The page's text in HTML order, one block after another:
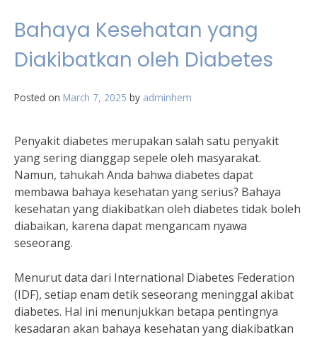
Bahaya Kesehatan yang
Diakibatkan oleh Diabetes
Posted on March 7, 2025 by adminhem
Penyakit diabetes merupakan salah satu penyakit
yang sering dianggap sepele oleh masyarakat.
Namun, tahukah Anda bahwa diabetes dapat
membawa bahaya kesehatan yang serius? Bahaya
kesehatan yang diakibatkan oleh diabetes tidak boleh
diabaikan, karena dapat mengancam nyawa
seseorang.
Menurut data dari International Diabetes Federation
(IDF), setiap enam detik seseorang meninggal akibat
diabetes. Hal ini menunjukkan betapa pentingnya
kesadaran akan bahaya kesehatan yang diakibatkan